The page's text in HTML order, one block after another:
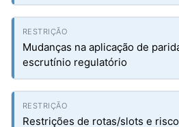
Mudanças na aplicação de
escrutínio regulatório
Restrições de rotas/slots e